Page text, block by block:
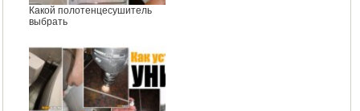
Какой полотенцесушитель
выбрать